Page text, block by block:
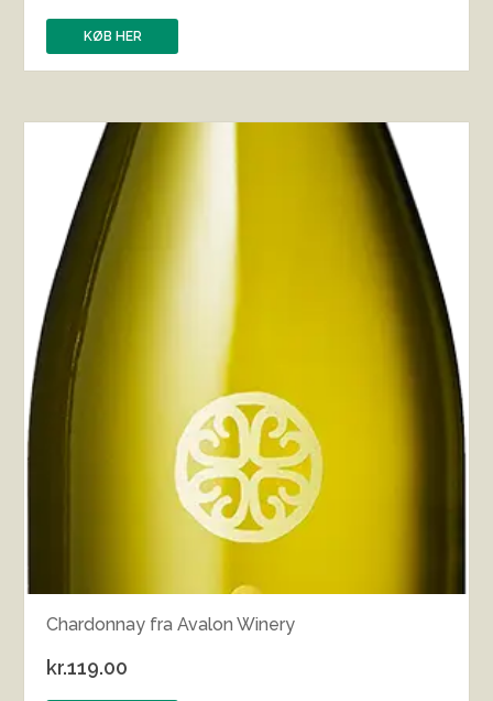
KØB HER
Chardonnay fra Avalon Winery
kr.119.00